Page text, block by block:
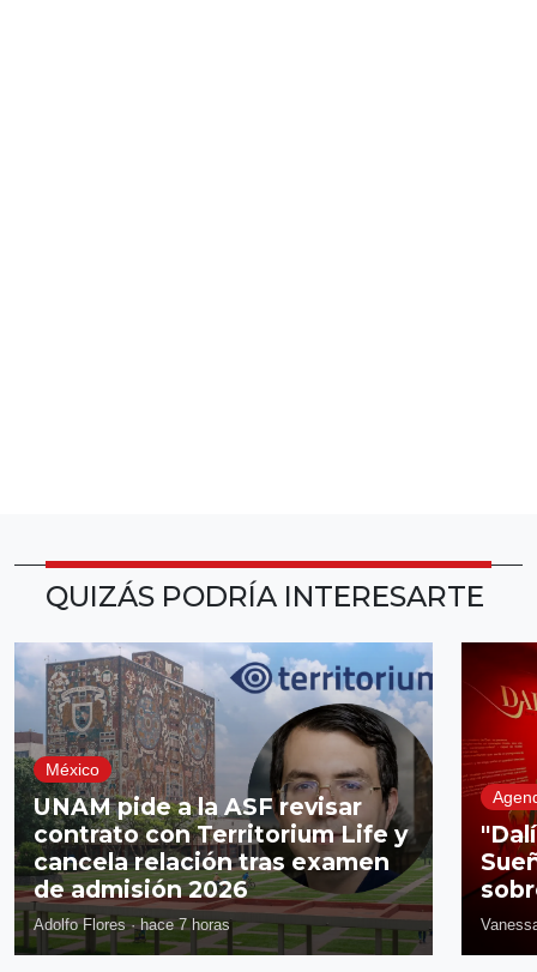
QUIZÁS PODRÍA INTERESARTE
México
UNAM pide a la ASF revisar
contrato con Territorium Life y
cancela relación tras examen
de admisión 2026
Adolfo Flores·hace 7 horas